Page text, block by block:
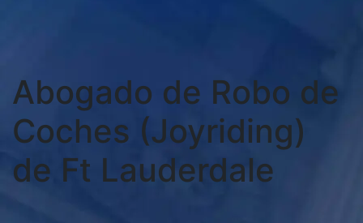
Abogado de Robo de
Coches (Joyriding)
de Ft Lauderdale